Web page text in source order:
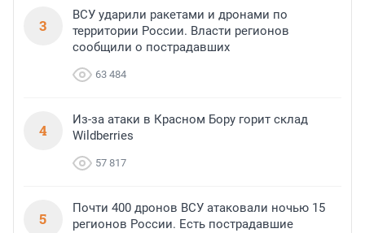
3
ВСУ ударили ракетами и дронами по
территории России. Власти регионов
сообщили о пострадавших
63 484
4
Из-за атаки в Красном Бору горит склад
Wildberries
57 817
5
Почти 400 дронов ВСУ атаковали ночью 15
регионов России. Есть пострадавшие